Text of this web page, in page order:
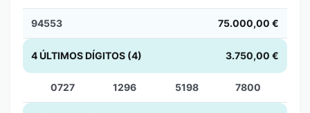
94553 75.000,00 €
4 ÚLTIMOS DÍGITOS (4) 3.750,00 €
0727 1296 5198 7800